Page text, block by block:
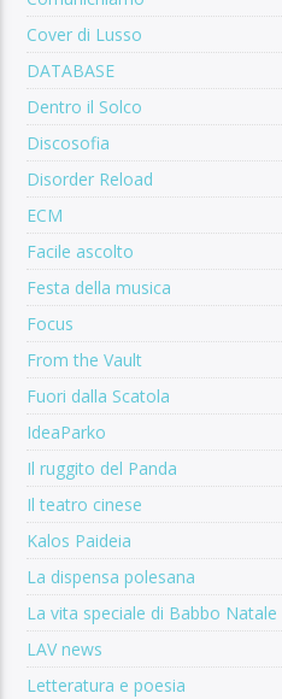
Cover di Lusso
DATABASE
Dentro il Solco
Discosofia
Disorder Reload
ECM
Facile ascolto
Festa della musica
Focus
From the Vault
Fuori dalla Scatola
IdeaParko
Il ruggito del Panda
Il teatro cinese
Kalos Paideia
La dispensa polesana
La vita speciale di Babbo Natale
LAV news
Letteratura e poesia